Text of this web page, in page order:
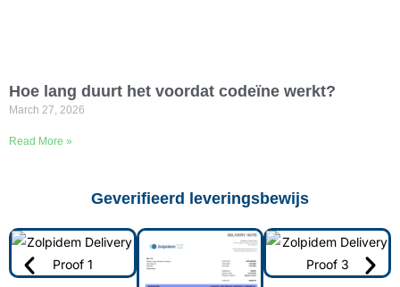
Hoe lang duurt het voordat codeïne werkt?
March 27, 2026
Read More »
Geverifieerd leveringsbewijs